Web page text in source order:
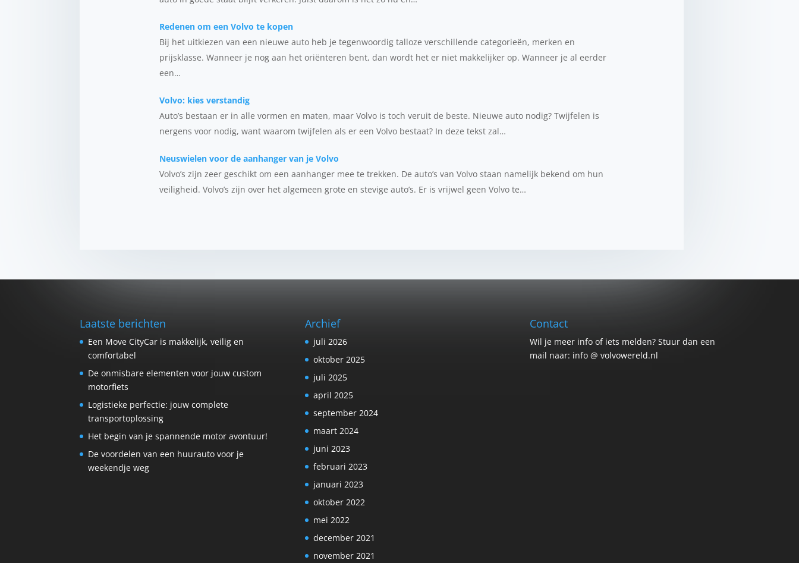
Redenen om een Volvo te kopen
Bij het uitkiezen van een nieuwe auto heb je tegenwoordig talloze verschillende categorieën, merken en
prijsklasse. Wanneer je nog aan het oriënteren bent, dan wordt het er niet makkelijker op. Wanneer je al eerder
een…
Volvo: kies verstandig
Auto’s bestaan er in alle vormen en maten, maar Volvo is toch veruit de beste. Nieuwe auto nodig? Twijfelen is
nergens voor nodig, want waarom twijfelen als er een Volvo bestaat? In deze tekst zal…
Neuswielen voor de aanhanger van je Volvo
Volvo’s zijn zeer geschikt om een aanhanger mee te trekken. De auto’s van Volvo staan namelijk bekend om hun
veiligheid. Volvo’s zijn over het algemeen grote en stevige auto’s. Er is vrijwel geen Volvo te…
Laatste berichten
Een Move CityCar is makkelijk, veilig en
comfortabel
De onmisbare elementen voor jouw custom
motorfiets
Logistieke perfectie: jouw complete
transportoplossing
Het begin van je spannende motor avontuur!
De voordelen van een huurauto voor je
weekendje weg
Archief
juli 2026
oktober 2025
juli 2025
april 2025
september 2024
maart 2024
juni 2023
februari 2023
januari 2023
oktober 2022
mei 2022
december 2021
november 2021
Contact
Wil je meer info of iets melden? Stuur dan een
mail naar: info @ volvowereld.nl